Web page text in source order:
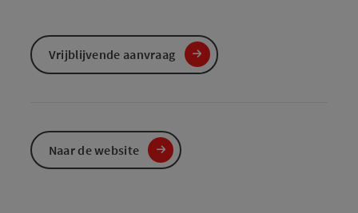
Vrijblijvende aanvraag
Naar de website